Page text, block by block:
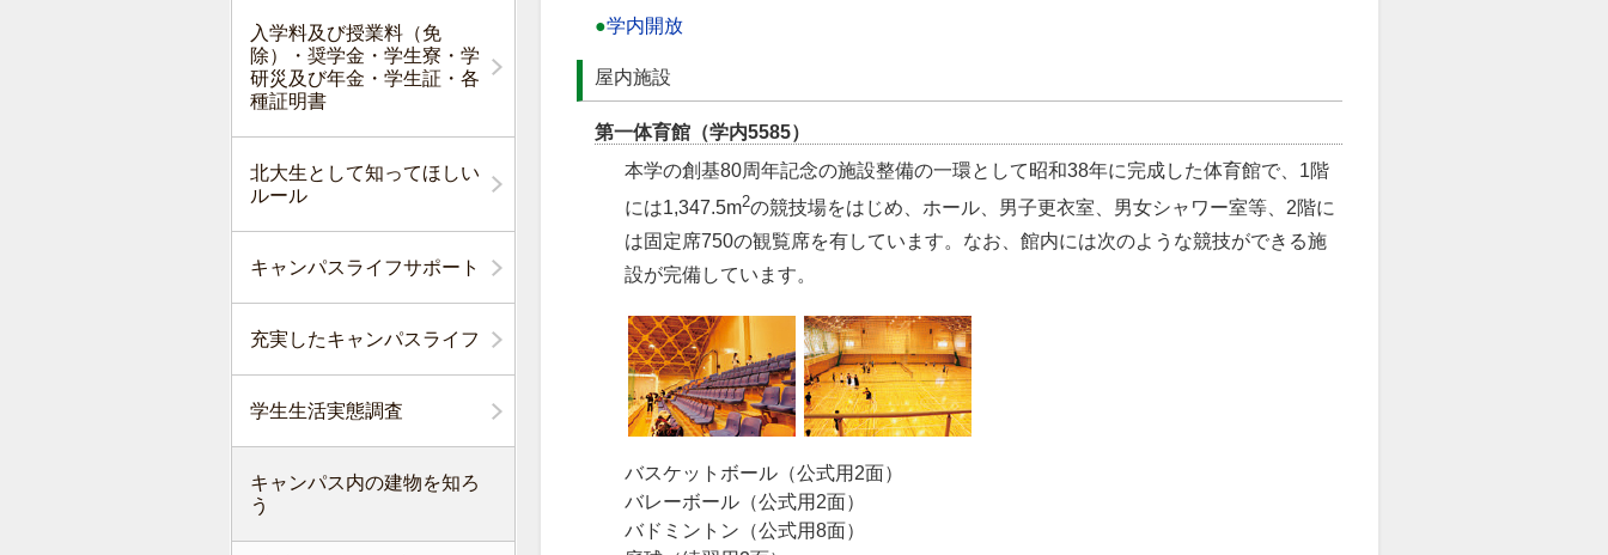
学内開放
屋内施設
第一体育館（学内5585）
本学の創基80周年記念の施設整備の一環として昭和38年に完成した体育館で、1階
には1,347.5m2の競技場をはじめ、ホール、男子更衣室、男女シャワー室等、2階に
は固定席750の観覧席を有しています。なお、館内には次のような競技ができる施
設が完備しています。
バスケットボール（公式用2面）
バレーボール（公式用2面）
バドミントン（公式用8面）
入学料及び授業料（免
除）・奨学金・学生寮・学
研災及び年金・学生証・各
種証明書
北大生として知ってほしい
ルール
キャンパスライフサポート
充実したキャンパスライフ
学生生活実態調査
キャンパス内の建物を知ろ
う